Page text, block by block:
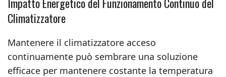
Climatizzatore
Mantenere il climatizzatore acceso
continuamente può sembrare una soluzione
efficace per mantenere costante la temperatura